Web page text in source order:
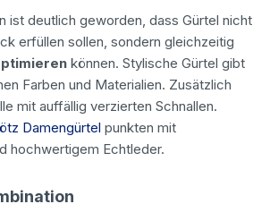
ist deutlich geworden, dass Gürtel nicht
erfüllen sollen, sondern gleichzeitig
können. Stylische Gürtel gibt
Farben und Materialien. Zusätzlich
mit auffällig verzierten Schnallen.
Damengürtel punkten mit
hochwertigem Echtleder.